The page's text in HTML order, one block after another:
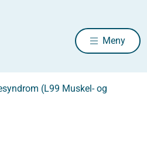
Meny
(L99 Muskel- og